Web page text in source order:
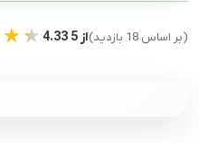
4.33 از 5 (بر اساس 18 بازدید)